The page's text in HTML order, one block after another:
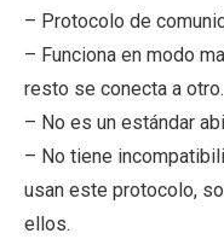
– Protocolo de
– Funciona en modo
resto se conecta a otro.
– No es un estándar
– No tiene
usan este protocolo,
ellos.